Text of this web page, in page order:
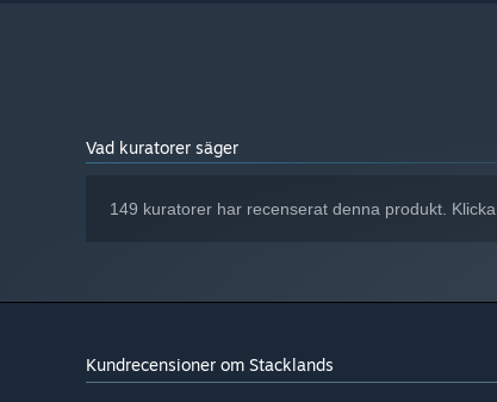
Vad kuratorer säger
149 kuratorer har recenserat denna produkt. Klicka
Kundrecensioner om Stacklands